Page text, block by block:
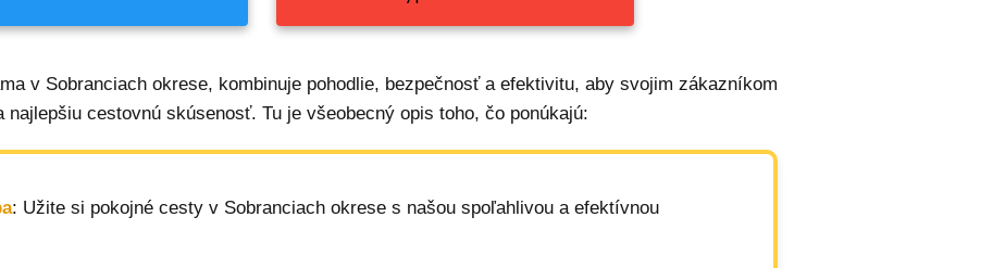
v Sobranciach okrese, kombinuje pohodlie, bezpečnosť a efektivitu, aby svojim zákazníkom
najlepšiu cestovnú skúsenosť. Tu je všeobecný opis toho, čo ponúkajú:
: Užite si pokojné cesty v Sobranciach okrese s našou spoľahlivou a efektívnou